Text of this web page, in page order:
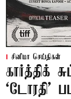
சினிமா செய்திகள்
கார்த்திக்
`டோரதி'